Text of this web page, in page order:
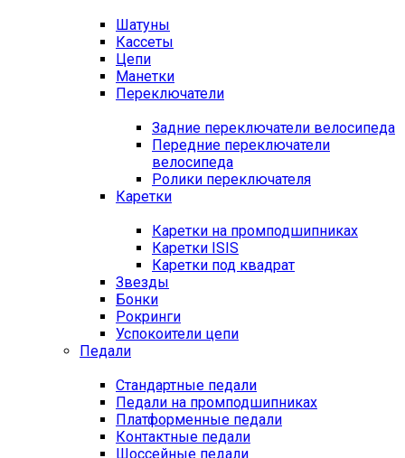
Шатуны
Кассеты
Цепи
Манетки
Переключатели
Задние переключатели велосипеда
Передние переключатели
велосипеда
Ролики переключателя
Каретки
Каретки на промподшипниках
Каретки ISIS
Каретки под квадрат
Звезды
Бонки
Рокринги
Успокоители цепи
Педали
Стандартные педали
Педали на промподшипниках
Платформенные педали
Контактные педали
Шоссейные педали